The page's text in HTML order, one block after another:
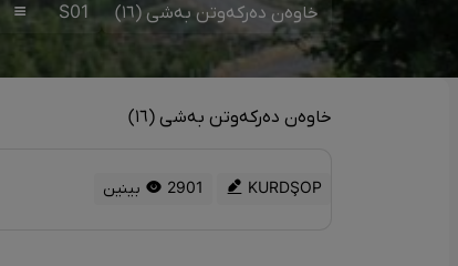
خاوەن دەرکەوتن بەشی (١٦) S01
خاوەن دەرکەوتن بەشی (١٦)
KURDŞOP 2901 بینین